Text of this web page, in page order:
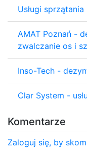
Usługi sprzątania
AMAT Poznań -
zwalczanie os i
Inso-Tech -
Clar System -
Komentarze
Zaloguj się, by